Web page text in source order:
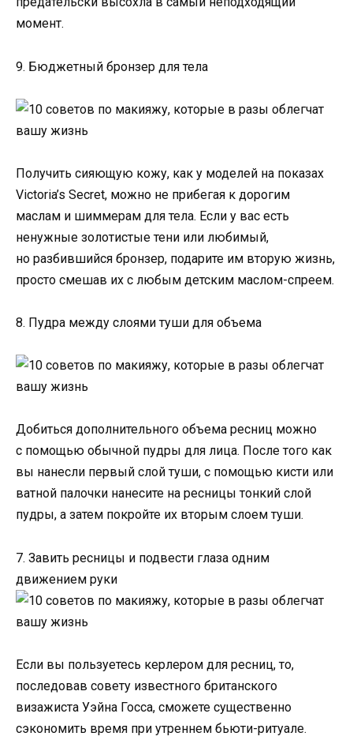
момент.
9. Бюджетный бронзер для тела
Получить сияющую кожу, как у моделей на показах
Victoria’s Secret, можно не прибегая к дорогим
маслам и шиммерам для тела. Если у вас есть
ненужные золотистые тени или любимый,
но разбившийся бронзер, подарите им вторую жизнь,
просто смешав их с любым детским маслом-спреем.
8. Пудра между слоями туши для объема
Добиться дополнительного объема ресниц можно
с помощью обычной пудры для лица. После того как
вы нанесли первый слой туши, с помощью кисти или
ватной палочки нанесите на ресницы тонкий слой
пудры, а затем покройте их вторым слоем туши.
7. Завить ресницы и подвести глаза одним
движением руки
Если вы пользуетесь керлером для ресниц, то,
последовав совету известного британского
визажиста Уэйна Госса, сможете существенно
сэкономить время при утреннем бьюти-ритуале.